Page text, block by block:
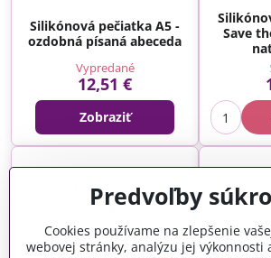
Silikónová pečiatka A5 -
ozdobná písaná abeceda
Vypredané
12,51 €
Zobraziť
Save
Predvoľby
Cookies používame na zlepšenie
webovej stránky, analýzu jej výkonnosti